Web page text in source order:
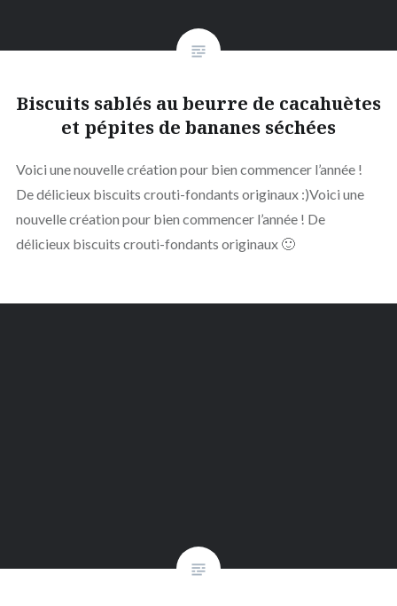
Biscuits sablés au beurre de cacahuètes
et pépites de bananes séchées
Voici une nouvelle création pour bien commencer l’année !
De délicieux biscuits crouti-fondants originaux :)Voici une
nouvelle création pour bien commencer l’année ! De
délicieux biscuits crouti-fondants originaux 🙂